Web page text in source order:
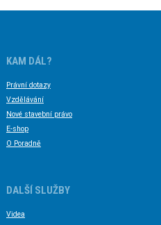
KAM DÁL?
Právní dotazy
Vzdělávání
Nové stavební právo
E-shop
O Poradně
DALŠÍ SLUŽBY
Videa